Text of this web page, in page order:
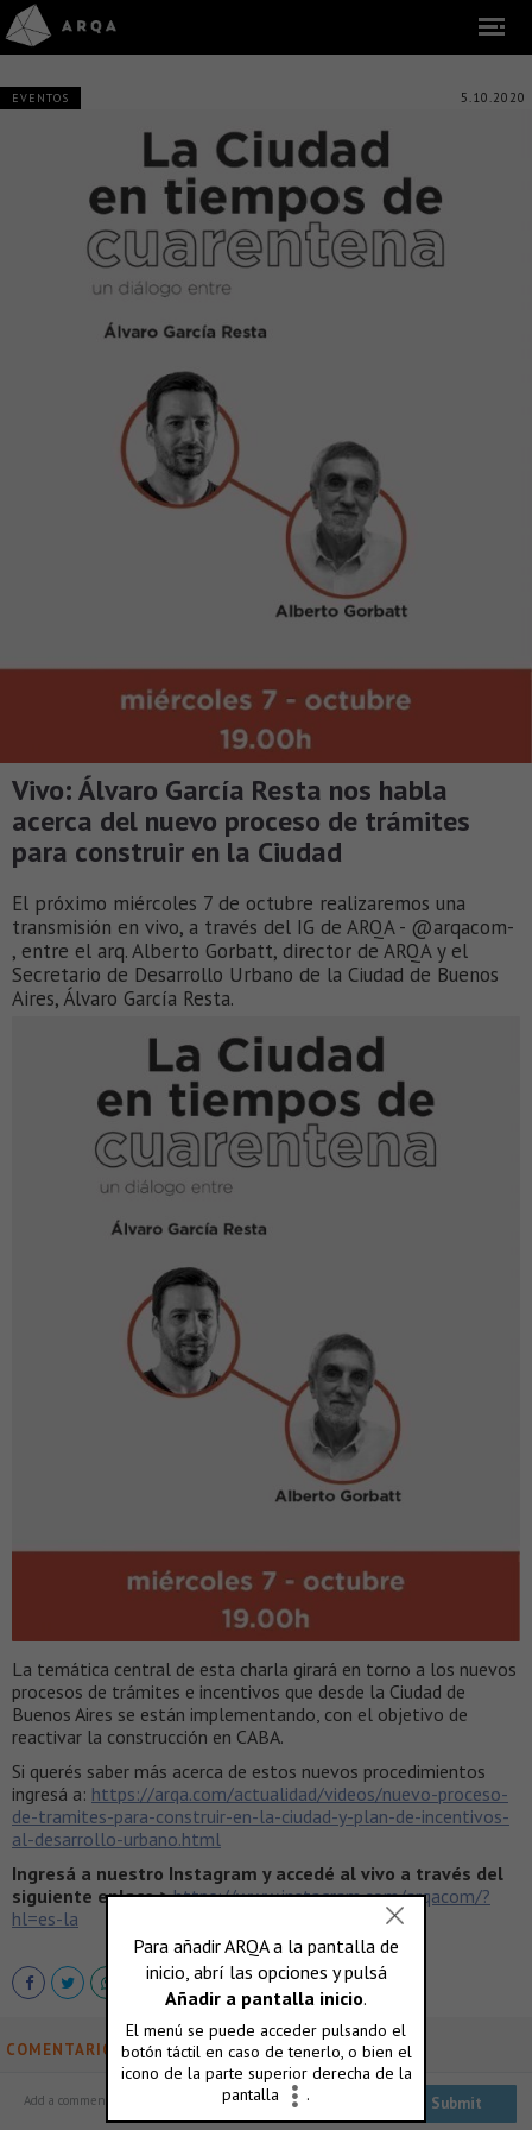
EVENTOS 5.10.2020
Vivo: Álvaro García Resta nos habla
acerca del nuevo proceso de trámites
para construir en la Ciudad
El próximo miércoles 7 de octubre realizaremos una
transmisión en vivo, a través del IG de ARQA - @arqacom-
, entre el arq. Alberto Gorbatt, director de ARQA y el
Secretario de Desarrollo Urbano de la Ciudad de Buenos
Aires, Álvaro García Resta.
La temática central de esta charla girará en torno a los nuevos
procesos de trámites e incentivos que desde la Ciudad de
Buenos Aires se están implementando, con el objetivo de
reactivar la construcción en CABA.
Si querés saber más acerca de estos nuevos procedimientos
ingresá a: https://arqa.com/actualidad/videos/nuevo-proceso-
de-tramites-para-construir-en-la-ciudad-y-plan-de-incentivos-
al-desarrollo-urbano.html
Ingresá a nuestro Instagram y accedé al vivo a través del
siguiente enlace > https://www.instagram.com/arqacom/?
hl=es-la
COMENTARIOS